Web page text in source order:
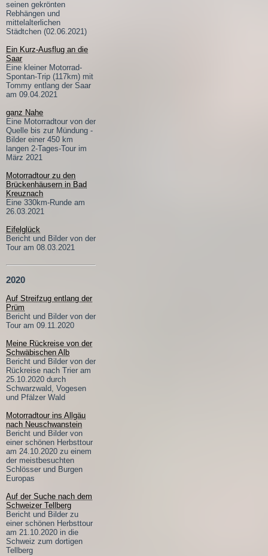
seinen gekrönten
Rebhängen und
mittelalterlichen
Städtchen (02.06.2021)
Ein Kurz-Ausflug an die
Saar
Eine kleiner Motorrad-
Spontan-Trip (117km) mit
Tommy entlang der Saar
am 09.04.2021
ganz Nahe
Eine Motorradtour von der
Quelle bis zur Mündung -
Bilder einer 450 km
langen 2-Tages-Tour im
März 2021
Motorradtour zu den
Brückenhäusern in Bad
Kreuznach
Eine 330km-Runde am
26.03.2021
Eifelglück
Bericht und Bilder von der
Tour am 08.03.2021
2020
Auf Streifzug entlang der
Prüm
Bericht und Bilder von der
Tour am 09.11.2020
Meine Rückreise von der
Schwäbischen Alb
Bericht und Bilder von der
Rückreise nach Trier am
25.10.2020 durch
Schwarzwald, Vogesen
und Pfälzer Wald
Motorradtour ins Allgäu
nach Neuschwanstein
Bericht und Bilder von
einer schönen Herbsttour
am 24.10.2020 zu einem
der meistbesuchten
Schlösser und Burgen
Europas
Auf der Suche nach dem
Schweizer Tellberg
Bericht und Bilder zu
einer schönen Herbsttour
am 21.10.2020 in die
Schweiz zum dortigen
Tellberg